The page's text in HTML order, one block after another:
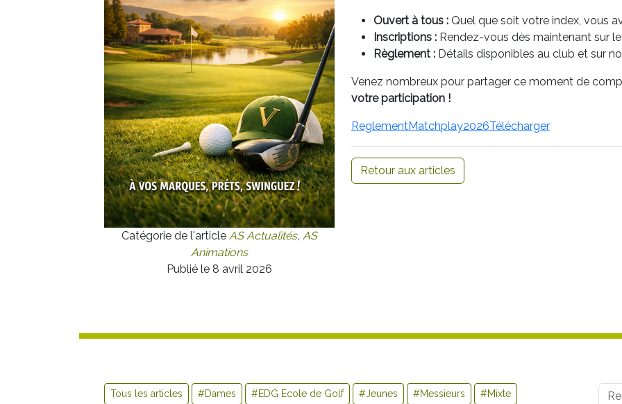
Catégorie de l'article AS Actualités, AS
Animations
Publié le 8 avril 2026
Ouvert à tous : Quel que soit votre index, vous
Inscriptions : Rendez-vous dès maintenant sur
Règlement : Détails disponibles au club et sur
Venez nombreux pour partager ce moment de
votre participation !
ReglementMatchplay2026Télécharger
Retour aux articles
Tous les articles #Dames #EDG Ecole de Golf #Jeunes #Messieurs #Mixte